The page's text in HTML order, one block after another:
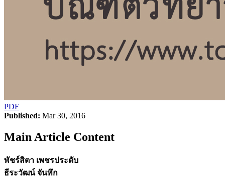
PDF
Published: Mar 30, 2016
Main Article Content
พัชร์สิตา เพชรประดับ
ธีระวัฒน์ จันทึก